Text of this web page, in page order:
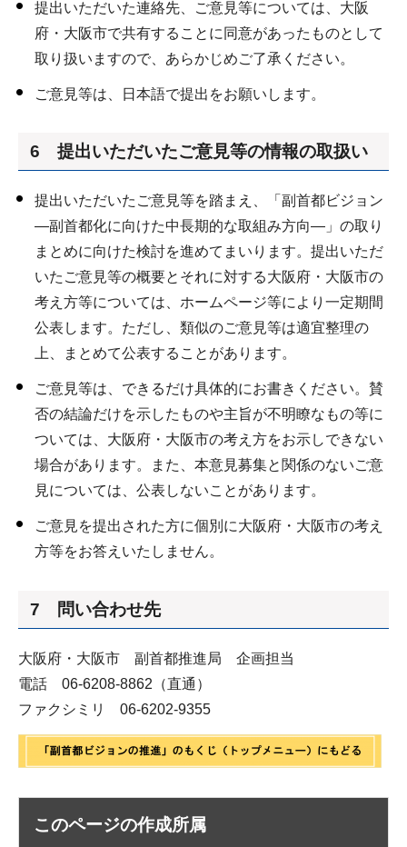
提出いただいた連絡先、ご意見等については、大阪
府・大阪市で共有することに同意があったものとして
取り扱いますので、あらかじめご了承ください。
ご意見等は、日本語で提出をお願いします。
6 提出いただいたご意見等の情報の取扱い
提出いただいたご意見等を踏まえ、「副首都ビジョン
―副首都化に向けた中長期的な取組み方向―」の取り
まとめに向けた検討を進めてまいります。提出いただ
いたご意見等の概要とそれに対する大阪府・大阪市の
考え方等については、ホームページ等により一定期間
公表します。ただし、類似のご意見等は適宜整理の
上、まとめて公表することがあります。
ご意見等は、できるだけ具体的にお書きください。賛
否の結論だけを示したものや主旨が不明瞭なもの等に
ついては、大阪府・大阪市の考え方をお示しできない
場合があります。また、本意見募集と関係のないご意
見については、公表しないことがあります。
ご意見を提出された方に個別に大阪府・大阪市の考え
方等をお答えいたしません。
7 問い合わせ先
大阪府・大阪市 副首都推進局 企画担当
電話 06-6208-8862（直通）
ファクシミリ 06-6202-9355
このページの作成所属